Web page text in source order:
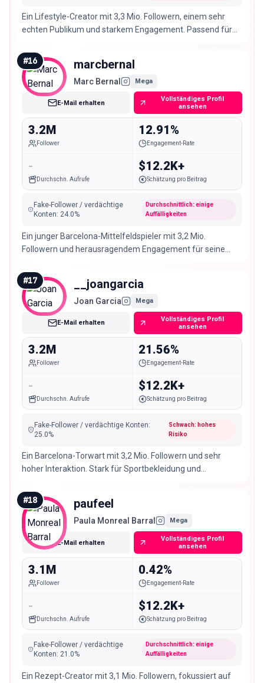
Ein Lifestyle-Creator mit 3,3 Mio. Followern, einem sehr
echten Publikum und starkem Engagement. Passend für
#16 marcbernal
Marc Bernal Mega
E-Mail erhalten
Vollständiges Profil
ansehen
3.2M
Follower
12.91%
Engagement-Rate
-
Durchschn. Aufrufe
$12.2K+
Schätzung pro Beitrag
Fake-Follower / verdächtige
Konten: 24.0%
Durchschnittlich: einige
Auffälligkeiten
Ein junger Barcelona-Mittelfeldspieler mit 3,2 Mio.
Followern und herausragendem Engagement für seine
Jugendmarken.
#17 __joangarcia
Joan Garcia Mega
E-Mail erhalten
Vollständiges Profil
ansehen
3.2M
Follower
21.56%
Engagement-Rate
-
Durchschn. Aufrufe
$12.2K+
Schätzung pro Beitrag
Fake-Follower / verdächtige Konten:
25.0%
Schwach: hohes
Risiko
Ein Barcelona-Torwart mit 3,2 Mio. Followern und sehr
hoher Interaktion. Stark für Sportbekleidung und
dieser Rate eine kurze Authentizitätsprüfung lohnt.
#18 paufeel
Paula Monreal Barral Mega
E-Mail erhalten
Vollständiges Profil
ansehen
3.1M
Follower
0.42%
Engagement-Rate
-
Durchschn. Aufrufe
$12.2K+
Schätzung pro Beitrag
Fake-Follower / verdächtige
Konten: 21.0%
Durchschnittlich: einige
Auffälligkeiten
Ein Rezept-Creator mit 3,1 Mio. Followern, fokussiert auf